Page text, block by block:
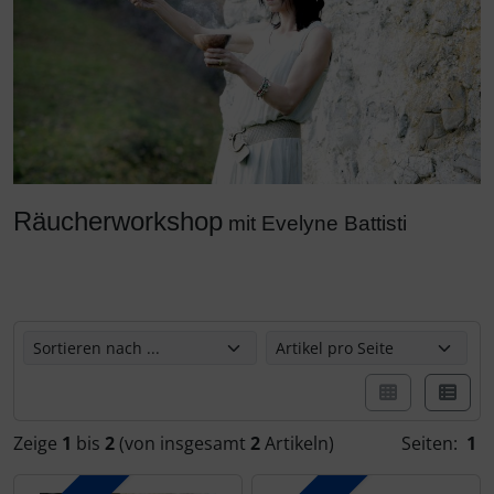
Räucherworkshop mit Evelyne Battisti
Zeige 1 bis 2 (von insgesamt 2Artikeln) Seiten: 1